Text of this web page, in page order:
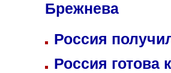
Брежнева
Россия
Россия готова